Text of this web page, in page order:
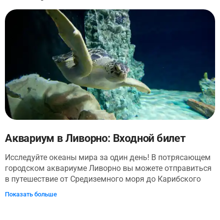
Аквариум в Ливорно: Входной билет
Исследуйте океаны мира за один день! В потрясающем
городском аквариуме Ливорно вы можете отправиться
в путешествие от Средиземного моря до Карибского
бассейна, любуясь более чем 2000 акулами, морскими
Показать больше